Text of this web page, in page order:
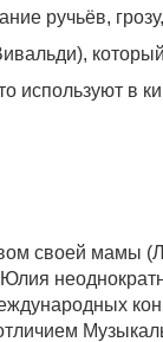
ручьёв,
используют в
своей мамы